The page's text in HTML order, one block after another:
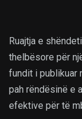
Ruajtja e
thelbësore për
fundit i publikuar
pah rëndësinë e
efektive për të